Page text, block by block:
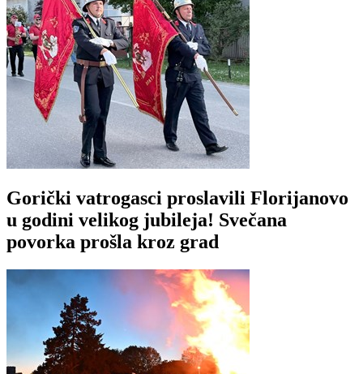
Gorički vatrogasci proslavili Florijanovo
u godini velikog jubileja! Svečana
povorka prošla kroz grad